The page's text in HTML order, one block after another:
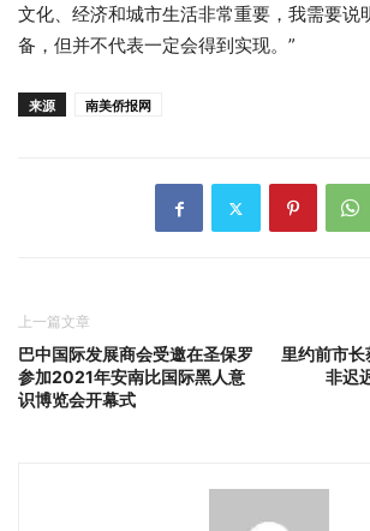
文化、经济和城市生活非常重要，我需要说
备，但并不代表一定会得到实现。”
来源 南美侨报网
上一篇文章
巴中国际发展商会受邀在圣保罗
参加2021年安南比国际黑人意
识博览会开幕式
里约前市
非迟